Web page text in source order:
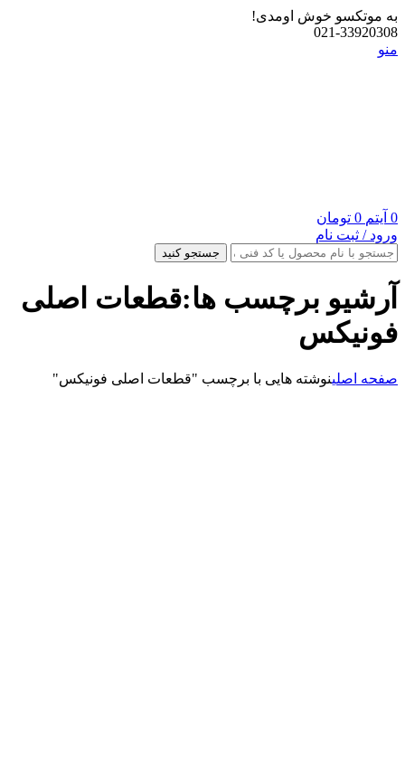
به موتکسو خوش اومدی!
021-33920308
منو
0 آیتم 0 تومان
ورود / ثبت نام
جستجو کنید
آرشیو برچسب ها:قطعات اصلی
فونیکس
صفحه اصلینوشته هایی با برچسب "قطعات اصلی فونیکس"